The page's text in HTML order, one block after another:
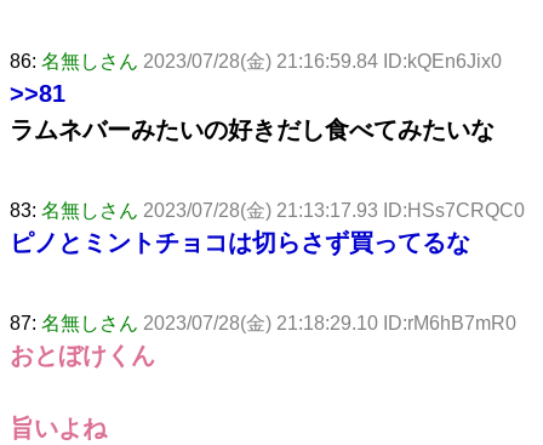
86: 名無しさん 2023/07/28(金) 21:16:59.84 ID:kQEn6Jix0
>>81
ラムネバーみたいの好きだし食べてみたいな
83: 名無しさん 2023/07/28(金) 21:13:17.93 ID:HSs7CRQC0
ピノとミントチョコは切らさず買ってるな
87: 名無しさん 2023/07/28(金) 21:18:29.10 ID:rM6hB7mR0
おとぼけくん
旨いよね